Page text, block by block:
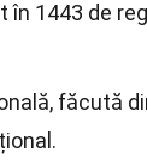
1443 de
făcută